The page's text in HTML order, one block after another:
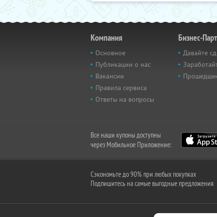
Компания
Основное
Публикации о нас
Вакансии
Правила сервиса
Ответы на вопросы
Бизнес-
Давайте
Все наши купоны доступны
через Мобильное Приложение:
Сэкономьте до 90% при любых покупках
Подпишитесь на самые выгодные предложения